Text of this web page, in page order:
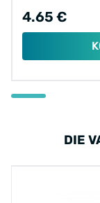
4.65 €
DIE